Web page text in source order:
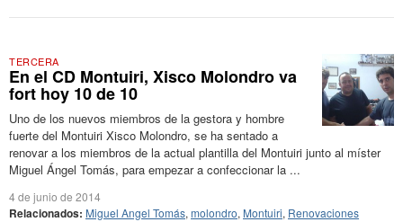
TERCERA
En el CD Montuiri, Xisco Molondro va
fort hoy 10 de 10
Uno de los nuevos miembros de la gestora y hombre
fuerte del Montuiri Xisco Molondro, se ha sentado a
renovar a los miembros de la actual plantilla del Montuiri junto al míster
Miguel Ángel Tomás, para empezar a confeccionar la ...
4 de junio de 2014
Relacionados: Miguel Angel Tomás, molondro, Montuiri, Renovaciones